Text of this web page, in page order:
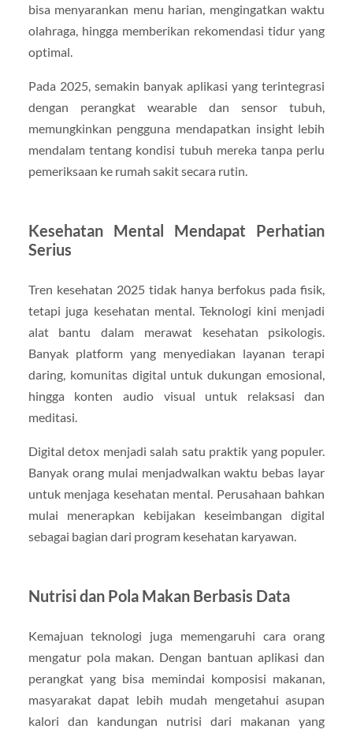
bisa menyarankan menu harian, mengingatkan waktu
olahraga, hingga memberikan rekomendasi tidur yang
optimal.
Pada 2025, semakin banyak aplikasi yang terintegrasi
dengan perangkat wearable dan sensor tubuh,
memungkinkan pengguna mendapatkan insight lebih
mendalam tentang kondisi tubuh mereka tanpa perlu
pemeriksaan ke rumah sakit secara rutin.
Kesehatan Mental Mendapat Perhatian
Serius
Tren kesehatan 2025 tidak hanya berfokus pada fisik,
tetapi juga kesehatan mental. Teknologi kini menjadi
alat bantu dalam merawat kesehatan psikologis.
Banyak platform yang menyediakan layanan terapi
daring, komunitas digital untuk dukungan emosional,
hingga konten audio visual untuk relaksasi dan
meditasi.
Digital detox menjadi salah satu praktik yang populer.
Banyak orang mulai menjadwalkan waktu bebas layar
untuk menjaga kesehatan mental. Perusahaan bahkan
mulai menerapkan kebijakan keseimbangan digital
sebagai bagian dari program kesehatan karyawan.
Nutrisi dan Pola Makan Berbasis Data
Kemajuan teknologi juga memengaruhi cara orang
mengatur pola makan. Dengan bantuan aplikasi dan
perangkat yang bisa memindai komposisi makanan,
masyarakat dapat lebih mudah mengetahui asupan
kalori dan kandungan nutrisi dari makanan yang